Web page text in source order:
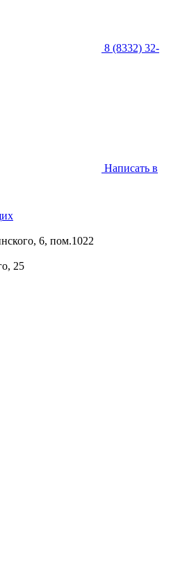
8 (8332) 32-
Написать в
6, пом.1022
25